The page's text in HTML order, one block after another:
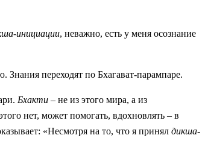
инициации, неважно, есть у меня осознание
Знания переходят по Бхагават-парампаре.
Бхакти – не из этого мира, а из
нет, может помогать, вдохновлять – в
«Несмотря на то, что я принял дикша-